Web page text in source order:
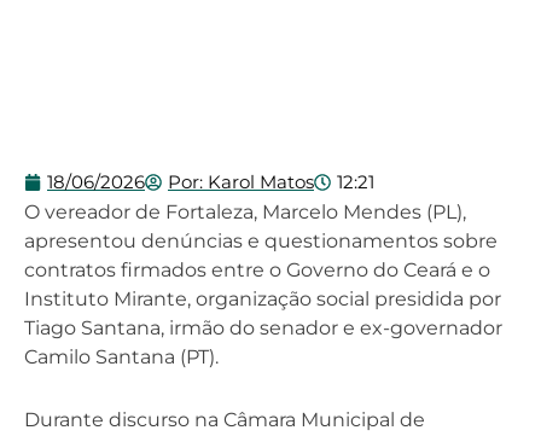
18/06/2026 Por: Karol Matos 12:21
O vereador de Fortaleza, Marcelo Mendes (PL),
apresentou denúncias e questionamentos sobre
contratos firmados entre o Governo do Ceará e o
Instituto Mirante, organização social presidida por
Tiago Santana, irmão do senador e ex-governador
Camilo Santana (PT).
Durante discurso na Câmara Municipal de